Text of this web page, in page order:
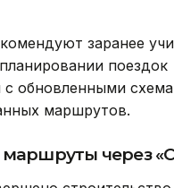
заранее
поездок
с обновленными
маршрутов.
маршруты через